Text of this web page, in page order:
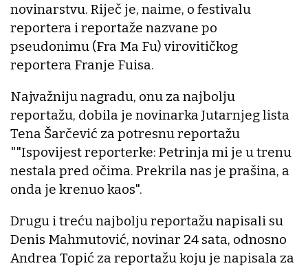
novinarstvu. Riječ je, naime, o festivalu
reportera i reportaže nazvane po
pseudonimu (Fra Ma Fu) virovitičkog
reportera Franje Fuisa.
Najvažniju nagradu, onu za najbolju
reportažu, dobila je novinarka Jutarnjeg lista
Tena Šarčević za potresnu reportažu
""Ispovijest reporterke: Petrinja mi je u trenu
nestala pred očima. Prekrila nas je prašina, a
onda je krenuo kaos".
Drugu i treću najbolju reportažu napisali su
Denis Mahmutović, novinar 24 sata, odnosno
Andrea Topić za reportažu koju je napisala za